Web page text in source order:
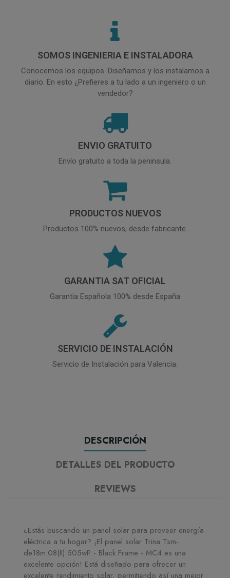
SOMOS INGENIERIA E INSTALADORA
Conocemos los equipos. Diseñamos y los instalamos a
diario. En esto ¿Prefieres a tu lado a un ingeniero o un
vendedor?
ENVIO GRATUITO
Envío gratuito a toda la peninsula.
PRODUCTOS NUEVOS
Productos 100% nuevos, desde fabricante.
GARANTIA SAT OFICIAL
Garantia Española 100% desde España
SERVICIO DE INSTALACIÓN
Servicio de Instalación para Valencia.
DESCRIPCIÓN
DETALLES DEL PRODUCTO
REVIEWS
¿Estás buscando un panel solar para proveer energía
eléctrica a tu hogar? ¡El panel solar Trina Tsm-
de18m.08(II) 505wP - Black Frame - MC4 es una
excelente opción! Está diseñado para ofrecer un
excelente rendimiento solar, permitiendo así una mejor